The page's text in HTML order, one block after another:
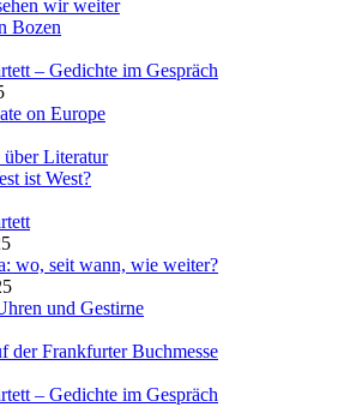
wir weiter
Bozen
– Gedichte im Gespräch
on Europe
Literatur
ist West?
wo, seit wann, wie weiter?
und Gestirne
der Frankfurter Buchmesse
– Gedichte im Gespräch